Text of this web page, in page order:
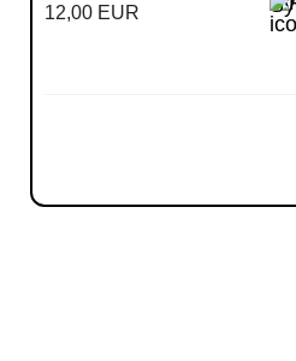
12,00 EUR